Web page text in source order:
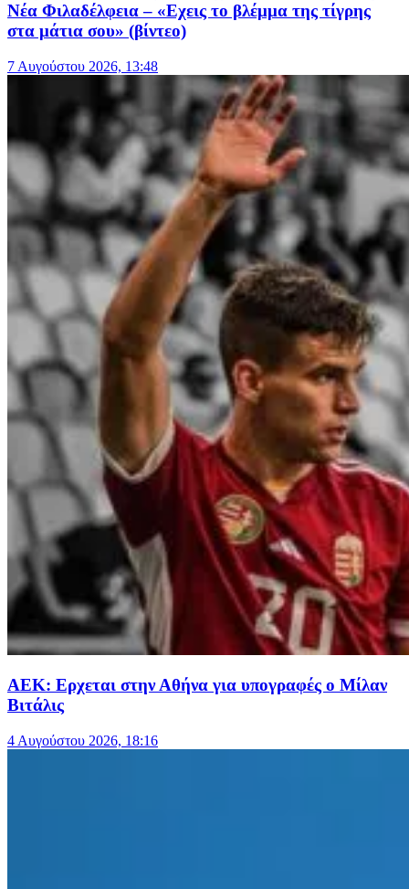
Νέα Φιλαδέλφεια – «Εχεις το βλέμμα της τίγρης
στα μάτια σου» (βίντεο)
7 Αυγούστου 2026, 13:48
ΑΕΚ: Ερχεται στην Αθήνα για υπογραφές ο Μίλαν
Βιτάλις
4 Αυγούστου 2026, 18:16